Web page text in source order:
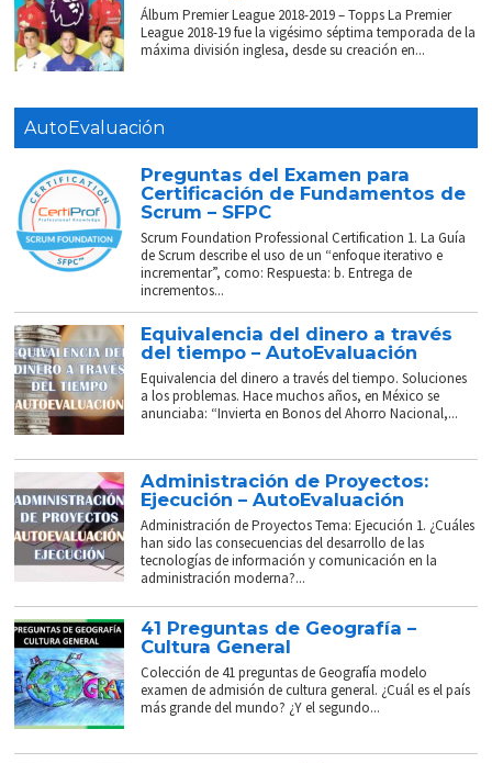
Álbum Premier League 2018-2019 – Topps La Premier
League 2018-19 fue la vigésimo séptima temporada de la
máxima división inglesa, desde su creación en...
AutoEvaluación
Preguntas del Examen para
Certificación de Fundamentos de
Scrum – SFPC
Scrum Foundation Professional Certification 1. La Guía
de Scrum describe el uso de un “enfoque iterativo e
incrementar”, como: Respuesta: b. Entrega de
incrementos...
Equivalencia del dinero a través
del tiempo – AutoEvaluación
Equivalencia del dinero a través del tiempo. Soluciones
a los problemas. Hace muchos años, en México se
anunciaba: “Invierta en Bonos del Ahorro Nacional,...
Administración de Proyectos:
Ejecución – AutoEvaluación
Administración de Proyectos Tema: Ejecución 1. ¿Cuáles
han sido las consecuencias del desarrollo de las
tecnologías de información y comunicación en la
administración moderna?...
41 Preguntas de Geografía –
Cultura General
Colección de 41 preguntas de Geografía modelo
examen de admisión de cultura general. ¿Cuál es el país
más grande del mundo? ¿Y el segundo...